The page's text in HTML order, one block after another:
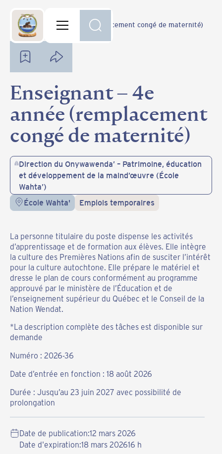
Carrière
Enseignant – 4e année (remplacement congé de maternité)
Enseignant – 4e
année (remplacement
congé de maternité)
Direction du Onywawenda’ – Patrimoine, éducation
et développement de la maind’œuvre (École
Wahta’)
École Wahta'
Emplois temporaires
La personne titulaire du poste dispense les activités
d’apprentissage et de formation aux élèves. Elle intègre
la culture des Premières Nations afin de susciter l’intérêt
pour la culture autochtone. Elle prépare le matériel et
dresse le plan de cours conformément au programme
approuvé par le ministère de l’Éducation et de
l’enseignement supérieur du Québec et le Conseil de la
Nation Wendat.
*La description complète des tâches est disponible sur
demande
Numéro : 2026-36
Date d’entrée en fonction : 18 août 2026
Durée : Jusqu’au 23 juin 2027 avec possibilité de
prolongation
Date de publication:12 mars 2026
Date d'expiration:18 mars 202616 h